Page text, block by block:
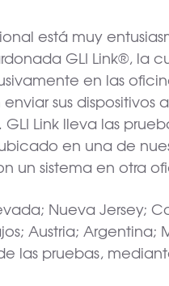
está muy
GLI Link®, la
en las
sus dispositivos
Link lleva las
en una de
un sistema en otra
Nueva Jersey;
Austria;
las pruebas,